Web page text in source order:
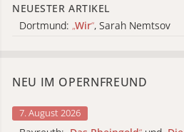
NEUESTER ARTIKEL
Dortmund: „Wir“, Sarah Nemtsov
NEU IM OPERNFREUND
7. August 2026